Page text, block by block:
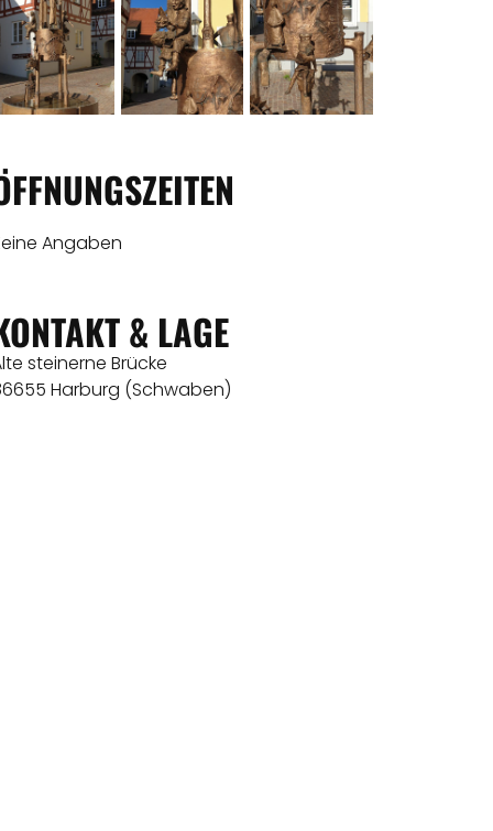
Angaben
& LAGE
steinerne Brücke
Harburg (Schwaben)